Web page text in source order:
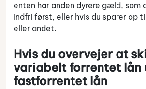
enten har anden dyrere gæld, som
indfri først, eller hvis du sparer op
eller andet.
Hvis du overvejer at
variabelt forrentet lån
fastforrentet lån